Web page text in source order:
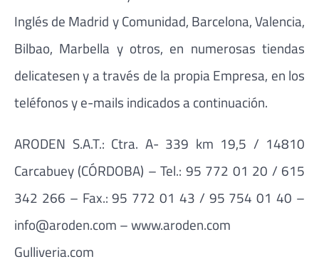
Inglés de Madrid y Comunidad, Barcelona, Valencia,
Bilbao, Marbella y otros, en numerosas tiendas
delicatesen y a través de la propia Empresa, en los
teléfonos y e-mails indicados a continuación.
ARODEN S.A.T.: Ctra. A- 339 km 19,5 / 14810
Carcabuey (CÓRDOBA) – Tel.: 95 772 01 20 / 615
342 266 – Fax.: 95 772 01 43 / 95 754 01 40 –
info@aroden.com – www.aroden.com
Gulliveria.com